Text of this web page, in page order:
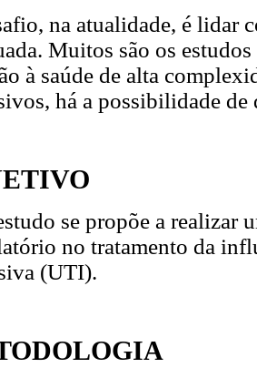
na atualidade, é lidar
Muitos são os
à saúde de alta
há a possibilidade
se propõe a realizar
no tratamento da
(UTI).